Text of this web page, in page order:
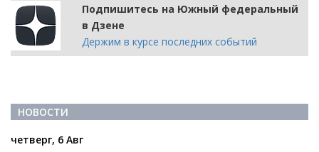
Подпишитесь на Южный федеральный
в Дзене
Держим в курсе последних событий
НОВОСТИ
четверг, 6 Авг